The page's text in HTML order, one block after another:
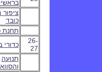
ציפור
כובד
תחנת
26-
27
כדורי
תנועה